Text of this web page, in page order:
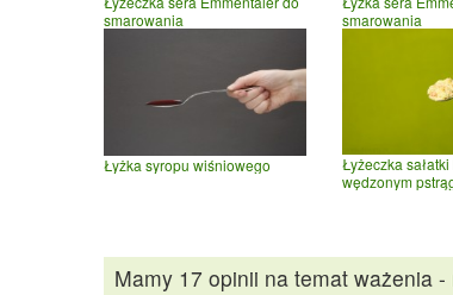
smarowania
smarowania
Łyżka syropu wiśniowego
Łyżeczka
wędzonym
Mamy 17 opinii na temat ważenia -